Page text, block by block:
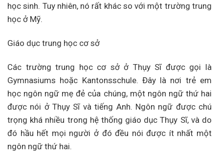
học sinh. Tuy nhiên, nó rất khác so với một trường trung
học ở Mỹ.
Giáo dục trung học cơ sở
Các trường trung học cơ sở ở Thụy Sĩ được gọi là
Gymnasiums hoặc Kantonsschule. Đây là nơi trẻ em
học ngôn ngữ mẹ đẻ của chúng, một ngôn ngữ thứ hai
được nói ở Thụy Sĩ và tiếng Anh. Ngôn ngữ được chú
trọng khá nhiều trong hệ thống giáo dục Thụy Sĩ, và do
đó hầu hết mọi người ở đó đều nói được ít nhất một
ngôn ngữ thứ hai.